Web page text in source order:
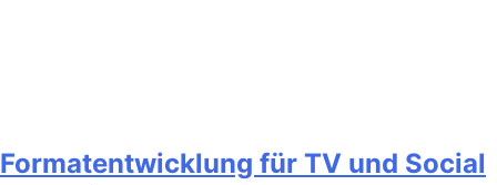
Formatentwicklung für TV und Social